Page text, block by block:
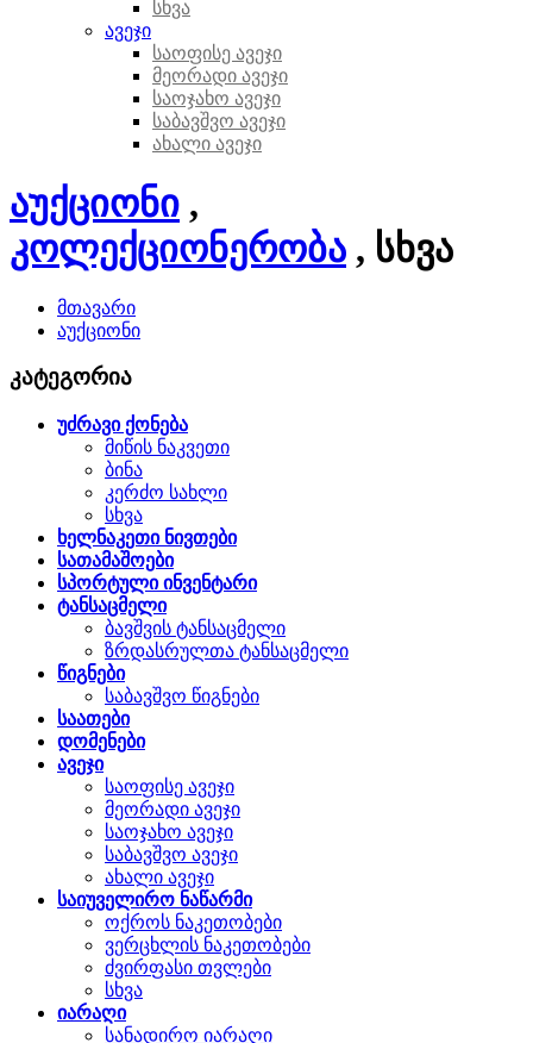
სხვა
ავეჯი
საოფისე ავეჯი
მეორადი ავეჯი
საოჯახო ავეჯი
საბავშვო ავეჯი
ახალი ავეჯი
აუქციონი ,
კოლექციონერობა , სხვა
მთავარი
აუქციონი
კატეგორია
უძრავი ქონება
მიწის ნაკვეთი
ბინა
კერძო სახლი
სხვა
ხელნაკეთი ნივთები
სათამაშოები
სპორტული ინვენტარი
ტანსაცმელი
ბავშვის ტანსაცმელი
ზრდასრულთა ტანსაცმელი
წიგნები
საბავშვო წიგნები
საათები
დომენები
ავეჯი
საოფისე ავეჯი
მეორადი ავეჯი
საოჯახო ავეჯი
საბავშვო ავეჯი
ახალი ავეჯი
საიუველირო ნაწარმი
ოქროს ნაკეთობები
ვერცხლის ნაკეთობები
ძვირფასი თვლები
სხვა
იარაღი
სანადირო იარაღი